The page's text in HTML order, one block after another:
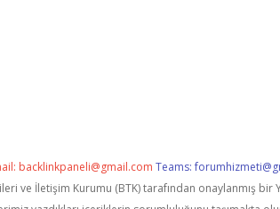
backlinkpaneli@gmail.com Teams:
ve İletişim Kurumu (BTK) tarafından